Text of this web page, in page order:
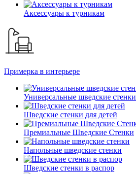
Аксессуары к турникам
Примерка в интерьере
Универсальные шведские стенки
Шведские стенки для детей
Премиальные Шведские Стенки
Напольные шведские стенки
Шведские стенки в распор